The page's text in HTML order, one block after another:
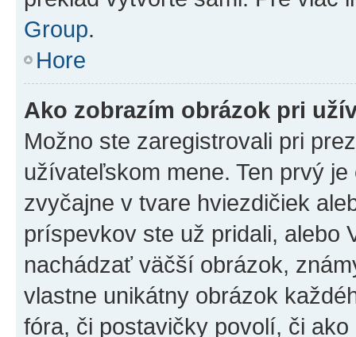
Group.
Hore
Ako zobrazím obrázok pri
Možno ste zaregistrovali pri
užívateľskom mene. Ten prvý
zvyčajne v tvare hviezdičiek
príspevkov ste už pridali, alebo
nachádzať väčší obrázok,
vlastne unikátny obrázok
fóra, či postavičky povolí, či